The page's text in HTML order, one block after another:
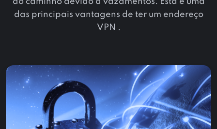
das principais vantagens de ter um endereço
VPN .